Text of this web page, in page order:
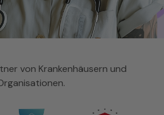
von Krankenhäusern und